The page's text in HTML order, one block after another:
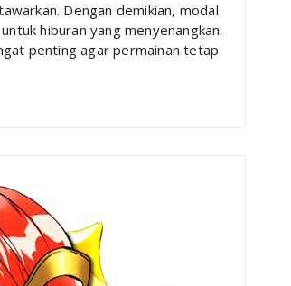
Dengan demikian, modal
hiburan yang menyenangkan.
penting agar permainan tetap